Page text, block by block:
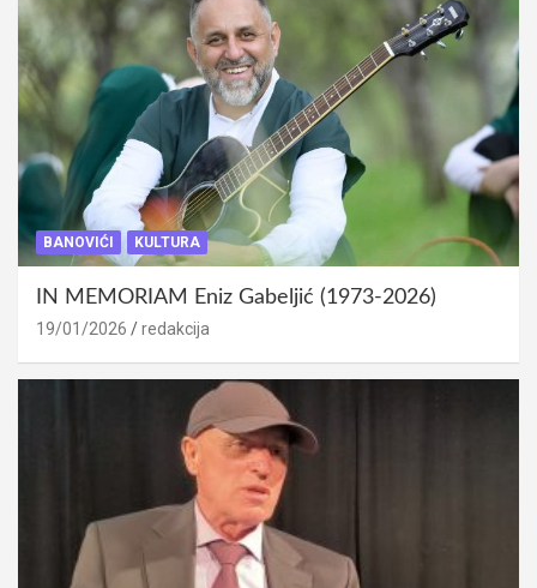
BANOVIĆI KULTURA
IN MEMORIAM Eniz Gabeljić (1973-2026)
19/01/2026 redakcija